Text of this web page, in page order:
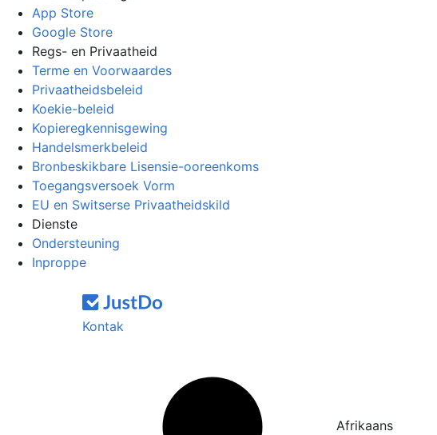
App Store
Google Store
Regs- en Privaatheid
Terme en Voorwaardes
Privaatheidsbeleid
Koekie-beleid
Kopieregkennisgewing
Handelsmerkbeleid
Bronbeskikbare Lisensie-ooreenkoms
Toegangsversoek Vorm
EU en Switserse Privaatheidskild
Dienste
Ondersteuning
Inproppe
Kontak
Afrikaans